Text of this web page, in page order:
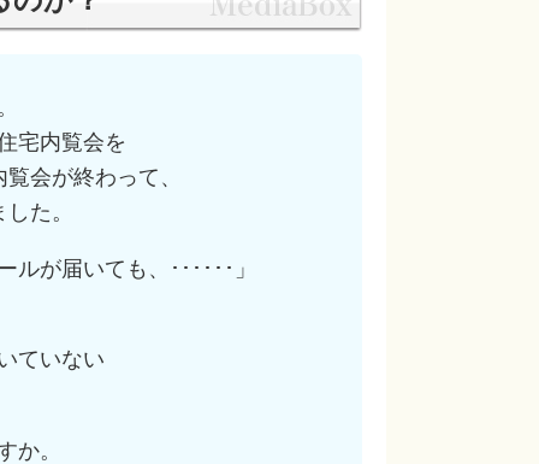
宅内覧会を
会が終わって、
た。
ルが届いても、･･････」
ていない
か。